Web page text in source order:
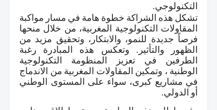
التكنولوجي.
تشكل هذه الشراكة خطوة هامة في مسار مواكبة
المقاولات التكنولوجية المغربية، من خلال منحها
فرصاً جديدة للنمو، والابتكار، وتحقيق مزيد من
الظهور والتأثير. وتعكس هذه المبادرة رغبة
الطرفين في تعزيز المنظومة التكنولوجية
الوطنية ، وتمكين المقاولات المغربية من الاندماج
في مشاريع كبرى، سواء على المستوى الوطني
أو الدولي.